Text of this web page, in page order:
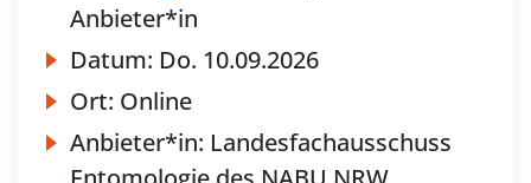
Anbieter*in
Datum: Do. 10.09.2026
Ort: Online
Anbieter*in: Landesfachausschuss